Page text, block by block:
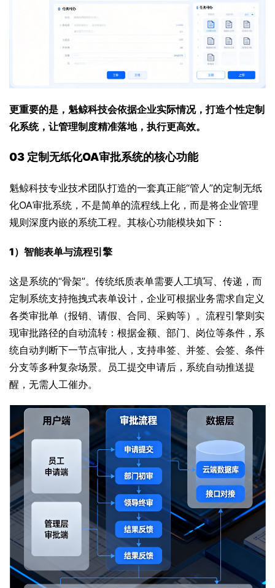
更重要的是，魁鲸科技会依据企业实际情况，打造个性定制
化系统，让管理制度精准落地，执行更高效。
03 定制无纸化OA审批系统的核心功能
魁鲸科技专业技术团队打造的一套真正能“管人”的定制无纸
化OA审批系统，不是简单的流程线上化，而是将企业管理
规则深度内嵌的系统工程。其核心功能模块如下：
1） 智能表单与流程引擎
这是系统的“骨架”。传统纸质表单需要人工填写、传递，而
定制系统支持拖拽式表单设计，企业可根据业务需求自定义
各类审批单（报销、请假、合同、采购等）。流程引擎则实
现审批路径的自动流转：根据金额、部门、岗位等条件，系
统自动判断下一节点审批人，支持串签、并签、会签、条件
分支等多种复杂场景。员工提交申请后，系统自动推送提
醒，无需人工催办。